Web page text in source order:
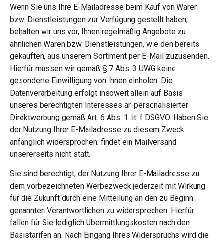
Wenn Sie uns Ihre E-Mailadresse beim Kauf von Waren
bzw. Dienstleistungen zur Verfügung gestellt haben,
behalten wir uns vor, Ihnen regelmäßig Angebote zu
ähnlichen Waren bzw. Dienstleistungen, wie den bereits
gekauften, aus unserem Sortiment per E-Mail zuzusenden.
Hierfür müssen wir gemäß § 7 Abs. 3 UWG keine
gesonderte Einwilligung von Ihnen einholen. Die
Datenverarbeitung erfolgt insoweit allein auf Basis
unseres berechtigten Interesses an personalisierter
Direktwerbung gemäß Art. 6 Abs. 1 lit. f DSGVO. Haben Sie
der Nutzung Ihrer E-Mailadresse zu diesem Zweck
anfänglich widersprochen, findet ein Mailversand
unsererseits nicht statt.
Sie sind berechtigt, der Nutzung Ihrer E-Mailadresse zu
dem vorbezeichneten Werbezweck jederzeit mit Wirkung
für die Zukunft durch eine Mitteilung an den zu Beginn
genannten Verantwortlichen zu widersprechen. Hierfür
fallen für Sie lediglich Übermittlungskosten nach den
Basistarifen an. Nach Eingang Ihres Widerspruchs wird die